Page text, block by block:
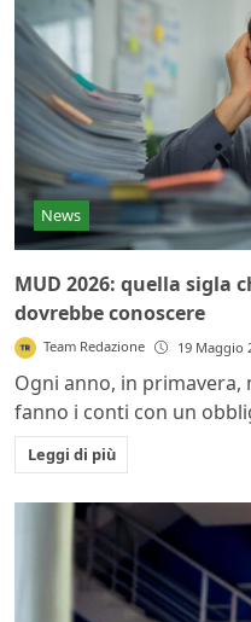
News
MUD 2026: quella sigla
dovrebbe conoscere
Team Redazione 19 Maggio
Ogni anno, in
fanno i conti con un
Leggi di più